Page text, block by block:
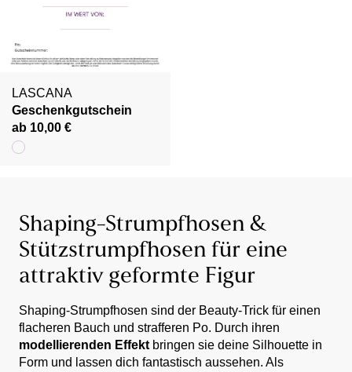
LASCANA
Geschenkgutschein
ab 10,00 €
Shaping-Strumpfhosen &
Stützstrumpfhosen für eine
attraktiv geformte Figur
Shaping-Strumpfhosen sind der Beauty-Trick für einen
flacheren Bauch und strafferen Po. Durch ihren
modellierenden Effekt bringen sie deine Silhouette in
Form und lassen dich fantastisch aussehen. Als